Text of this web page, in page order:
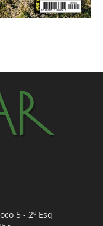
5 - 2º Esq